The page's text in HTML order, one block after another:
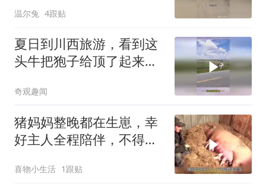
温尔兔 4跟贴
夏日到川西旅游，看到这
头牛把狍子给顶了起来，
的实力
奇观趣闻
猪妈妈整晚都在生崽，幸
好主人全程陪伴，不得不
喜物小生活 1跟贴